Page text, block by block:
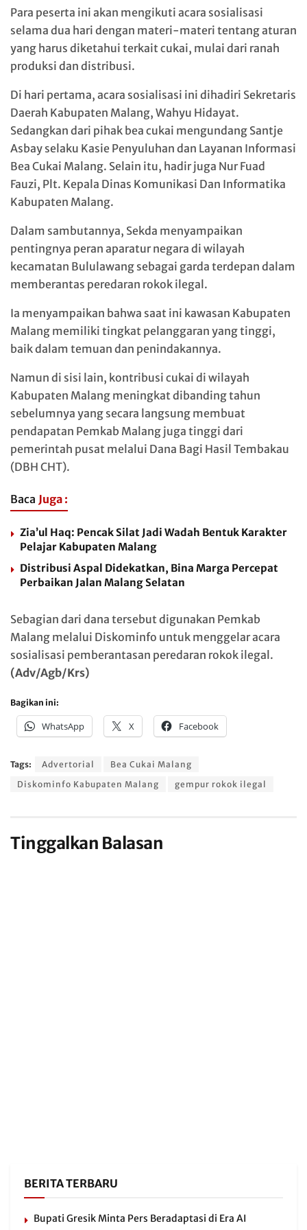
Para peserta ini akan mengikuti acara sosialisasi
selama dua hari dengan materi-materi tentang aturan
yang harus diketahui terkait cukai, mulai dari ranah
produksi dan distribusi.
Di hari pertama, acara sosialisasi ini dihadiri Sekretaris
Daerah Kabupaten Malang, Wahyu Hidayat.
Sedangkan dari pihak bea cukai mengundang Santje
Asbay selaku Kasie Penyuluhan dan Layanan Informasi
Bea Cukai Malang. Selain itu, hadir juga Nur Fuad
Fauzi, Plt. Kepala Dinas Komunikasi Dan Informatika
Kabupaten Malang.
Dalam sambutannya, Sekda menyampaikan
pentingnya peran aparatur negara di wilayah
kecamatan Bululawang sebagai garda terdepan dalam
memberantas peredaran rokok ilegal.
Ia menyampaikan bahwa saat ini kawasan Kabupaten
Malang memiliki tingkat pelanggaran yang tinggi,
baik dalam temuan dan penindakannya.
Namun di sisi lain, kontribusi cukai di wilayah
Kabupaten Malang meningkat dibanding tahun
sebelumnya yang secara langsung membuat
pendapatan Pemkab Malang juga tinggi dari
pemerintah pusat melalui Dana Bagi Hasil Tembakau
(DBH CHT).
Baca Juga :
Zia’ul Haq: Pencak Silat Jadi Wadah Bentuk Karakter
Pelajar Kabupaten Malang
Distribusi Aspal Didekatkan, Bina Marga Percepat
Perbaikan Jalan Malang Selatan
Sebagian dari dana tersebut digunakan Pemkab
Malang melalui Diskominfo untuk menggelar acara
sosialisasi pemberantasan peredaran rokok ilegal.
(Adv/Agb/Krs)
Bagikan ini:
WhatsApp X Facebook
Tags: Advertorial
Bea Cukai Malang
Diskominfo Kabupaten Malang
gempur rokok ilegal
Tinggalkan Balasan
BERITA TERBARU
Bupati Gresik Minta Pers Beradaptasi di Era AI